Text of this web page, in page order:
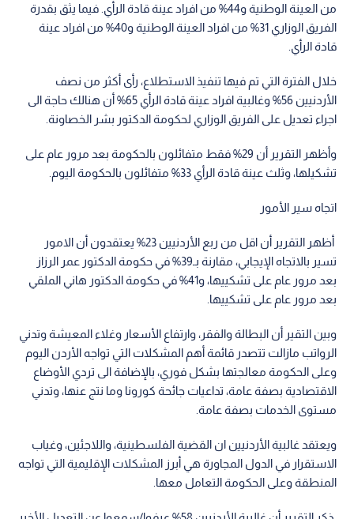
من العينة الوطنية و44% من افراد عينة قادة الرأي. فيما يثق بقدرة
الفريق الوزاري 31% من افراد العينة الوطنية و40% من افراد عينة
قادة الرأي.
خلال الفترة التي تم فيها تنفيذ الاستطلاع، رأى أكثر من نصف
الأردنيين 56% وغالبية افراد عينة قادة الرأي 65% أن هنالك حاجة الى
اجراء تعديل على الفريق الوزاري لحكومة الدكتور بشر الخصاونة.
وأظهر التقرير أن 29% فقط متفائلون بالحكومة بعد مرور عام على
تشكيلها، وثلث عينة قادة الرأي 33% متفائلون بالحكومة اليوم.
اتجاه سير الأمور
أظهر التقرير أن اقل من ربع الأردنيين 23% يعتقدون أن الامور
تسير بالاتجاه الإيجابي، مقارنة بـ39% في حكومة الدكتور عمر الرزاز
بعد مرور عام على تشكييها، و41% في حكومة الدكتور هاني الملقي
بعد مرور عام على تشكييها.
وبين التقير أن البطالة والفقر، وارتفاع الأسعار وغلاء المعيشة وتدني
الرواتب مازالت تتصدر قائمة أهم المشكلات التي تواجه الأردن اليوم
وعلى الحكومة معالجتها بشكل فوري، بالإضافة الى تردي الأوضاع
الاقتصادية بصفة عامة، تداعيات جائحة كورونا وما نتج عنها، وتدني
مستوى الخدمات بصفة عامة.
ويعتقد غالبية الأردنيين ان القضية الفلسطينية، واللاجئين، وغياب
الاستقرار في الدول المجاورة هي أبرز المشكلات الإقليمية التي تواجه
المنطقة وعلى الحكومة التعامل معها.